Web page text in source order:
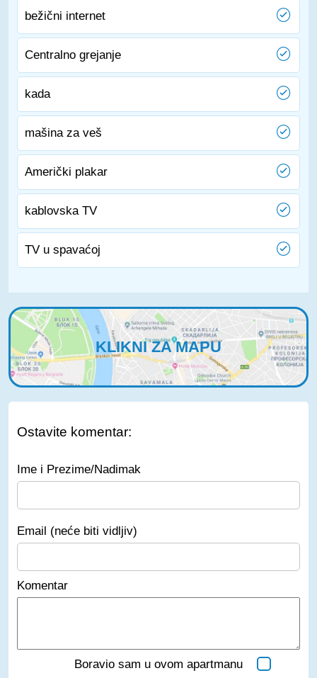
bežični internet
Centralno grejanje
kada
mašina za veš
Američki plakar
kablovska TV
TV u spavaćoj
KLIKNI ZA MAPU
Ostavite komentar:
Ime i Prezime/Nadimak
Email (neće biti vidljiv)
Komentar
Boravio sam u ovom apartmanu